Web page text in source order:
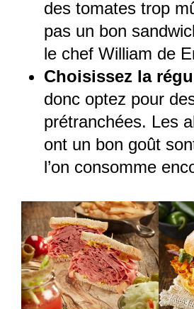
des tomates trop
pas un bon
le chef William de
Choisissez la
donc optez pour
prétranchées. Les
ont un bon goût
l’on consomme